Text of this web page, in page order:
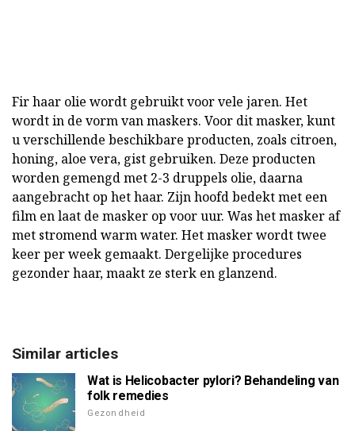
Fir haar olie wordt gebruikt voor vele jaren. Het
wordt in de vorm van maskers. Voor dit masker, kunt
u verschillende beschikbare producten, zoals citroen,
honing, aloe vera, gist gebruiken. Deze producten
worden gemengd met 2-3 druppels olie, daarna
aangebracht op het haar. Zijn hoofd bedekt met een
film en laat de masker op voor uur. Was het masker af
met stromend warm water. Het masker wordt twee
keer per week gemaakt. Dergelijke procedures
gezonder haar, maakt ze sterk en glanzend.
Similar articles
Wat is Helicobacter pylori? Behandeling van
folk remedies
Gezondheid